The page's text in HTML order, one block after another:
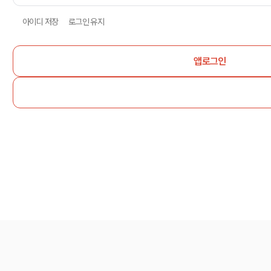
아이디 저장 로그인 유지
앱로그인